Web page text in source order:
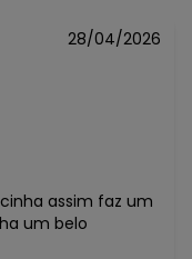
R$ 14,39
28/04/2026
assim faz um
um belo